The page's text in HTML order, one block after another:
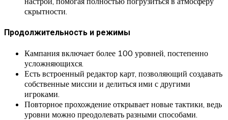
скрытности.
Продолжительность и режимы
Кампания включает более 100 уровней, постепенно
усложняющихся.
Есть встроенный редактор карт, позволяющий создавать
собственные миссии и делиться ими с другими
игроками.
Повторное прохождение открывает новые тактики, ведь
уровни можно преодолевать разными способами.